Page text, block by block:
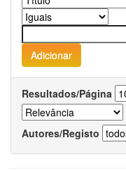
Resultados/Página
Autores/Registo